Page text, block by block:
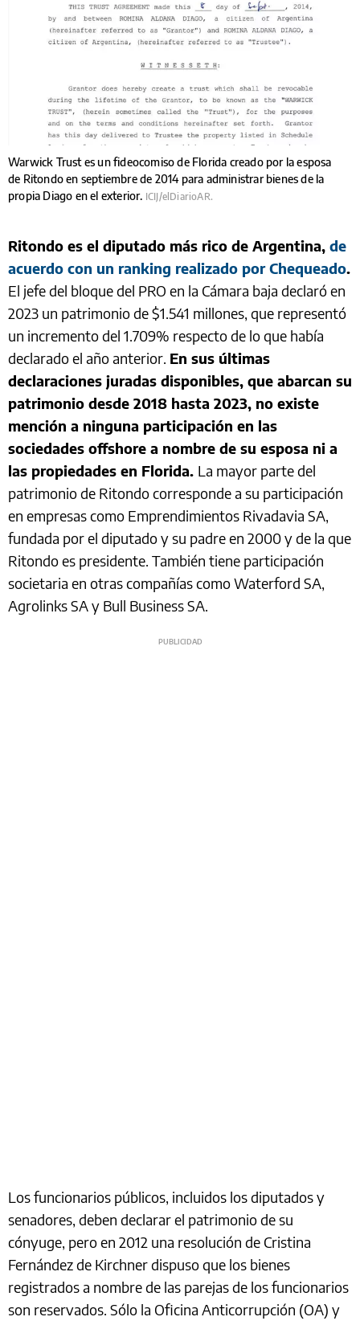
Warwick Trust es un fideocomiso de Florida creado por la esposa
de Ritondo en septiembre de 2014 para administrar bienes de la
propia Diago en el exterior. ICIJ/elDiarioAR.
Ritondo es el diputado más rico de Argentina, de
acuerdo con un ranking realizado por Chequeado.
El jefe del bloque del PRO en la Cámara baja declaró en
2023 un patrimonio de $1.541 millones, que representó
un incremento del 1.709% respecto de lo que había
declarado el año anterior. En sus últimas
declaraciones juradas disponibles, que abarcan su
patrimonio desde 2018 hasta 2023, no existe
mención a ninguna participación en las
sociedades offshore a nombre de su esposa ni a
las propiedades en Florida. La mayor parte del
patrimonio de Ritondo corresponde a su participación
en empresas como Emprendimientos Rivadavia SA,
fundada por el diputado y su padre en 2000 y de la que
Ritondo es presidente. También tiene participación
societaria en otras compañías como Waterford SA,
Agrolinks SA y Bull Business SA.
Los funcionarios públicos, incluidos los diputados y
senadores, deben declarar el patrimonio de su
cónyuge, pero en 2012 una resolución de Cristina
Fernández de Kirchner dispuso que los bienes
registrados a nombre de las parejas de los funcionarios
son reservados. Sólo la Oficina Anticorrupción (OA) y